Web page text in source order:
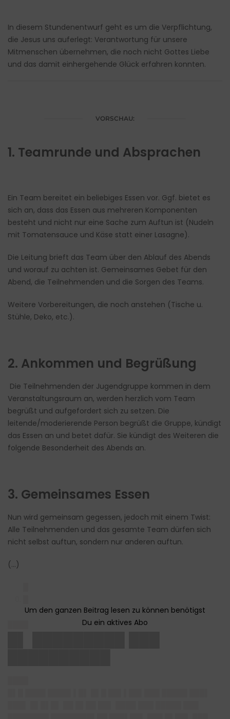
In diesem Stundenentwurf geht es um die Verpflichtung,
die Jesus uns auferlegt: Verantwortung für unsere
Mitmenschen übernehmen, die noch nicht Gottes Liebe
und das damit einhergehende Glück erfahren konnten.
VORSCHAU:
1. Teamrunde und Absprachen
Ein Team bereitet ein beliebiges Essen vor. Ggf. bietet es
sich an, dass das Essen aus mehreren Komponenten
besteht und nicht nur eine Sache zum Auftun ist (Nudeln
mit Tomatensauce und Käse statt einer Lasagne).
Die Leitung brieft das Team über den Ablauf des Abends
und worauf zu achten ist. Gemeinsames Gebet für den
Abend, die Teilnehmenden und die Sorgen des Teams.
Weitere Vorbereitungen, die noch anstehen (Tische u.
Stühle, Deko, etc.).
2. Ankommen und Begrüßung
Die Teilnehmenden der Jugendgruppe kommen in dem
Veranstaltungsraum an, werden herzlich vom Team
begrüßt und aufgefordert sich zu setzen. Die
leitende/moderierende Person begrüßt die Gruppe, kündigt
das Essen an und betet dafür. Sie kündigt des Weiteren die
folgende Besonderheit des Abends an.
3. Gemeinsames Essen
Nun wird gemeinsam gegessen, jedoch mit einem Twist:
Alle Teilnehmenden und das gesamte Team dürfen sich
nicht selbst auftun, sondern nur anderen auftun.
(…)